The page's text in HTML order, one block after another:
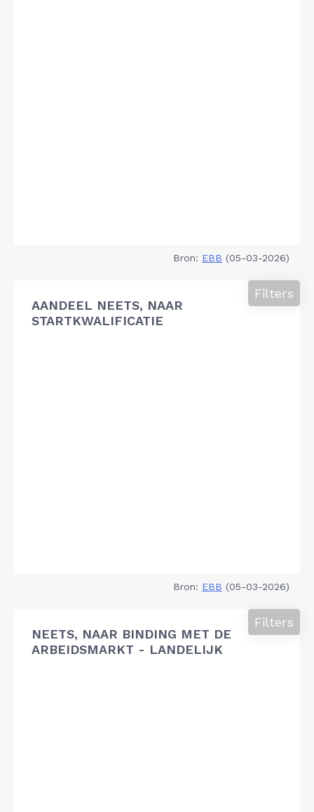
Bron: EBB (05-03-2026)
AANDEEL NEETS, NAAR
STARTKWALIFICATIE
Filters
Bron: EBB (05-03-2026)
NEETS, NAAR BINDING MET DE
ARBEIDSMARKT - LANDELIJK
Filters